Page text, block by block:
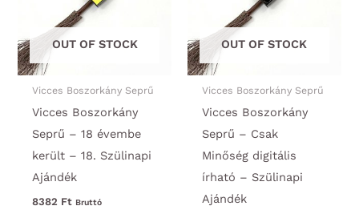
OUT OF STOCK
Vicces Boszorkány Seprű
Vicces Boszorkány
Seprű – 18 évembe
került – 18. Szülinapi
Ajándék
8382 Ft Bruttó
OUT OF STOCK
Vicces Boszorkány Seprű
Vicces Boszorkány
Seprű – Csak
Minőség digitális
írható – Szülinapi
Ajándék